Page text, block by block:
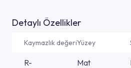
Detaylı Özellikler
Kaymazlık değeriYüzey
R- Mat